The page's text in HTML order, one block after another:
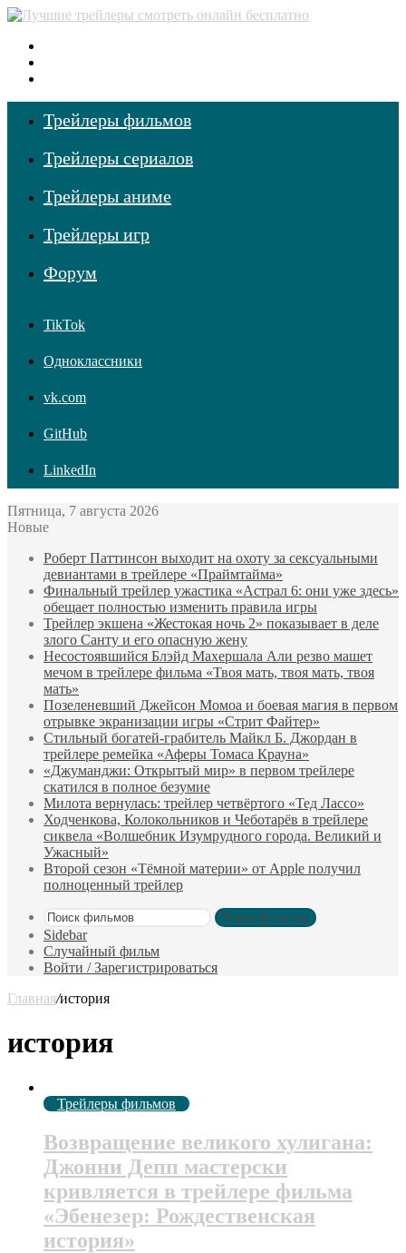
Трейлеры фильмов
Трейлеры сериалов
Трейлеры аниме
Трейлеры игр
Форум
TikTok
Одноклассники
vk.com
GitHub
LinkedIn
Пятница, 7 августа 2026
Новые
Роберт Паттинсон выходит на охоту за сексуальными
девиантами в трейлере «Праймтайма»
Финальный трейлер ужастика «Астрал 6: они уже здесь»
обещает полностью изменить правила игры
Трейлер экшена «Жестокая ночь 2» показывает в деле
злого Санту и его опасную жену
Несостоявшийся Блэйд Махершала Али резво машет
мечом в трейлере фильма «Твоя мать, твоя мать, твоя
мать»
Позеленевший Джейсон Момоа и боевая магия в первом
отрывке экранизации игры «Стрит Файтер»
Стильный богатей-грабитель Майкл Б. Джордан в
трейлере ремейка «Аферы Томаса Крауна»
«Джуманджи: Открытый мир» в первом трейлере
скатился в полное безумие
Милота вернулась: трейлер четвёртого «Тед Лассо»
Ходченкова, Колокольников и Чеботарёв в трейлере
сиквела «Волшебник Изумрудного города. Великий и
Ужасный»
Второй сезон «Тёмной материи» от Apple получил
полноценный трейлер
Поиск фильмов
Sidebar
Случайный фильм
Войти / Зарегистрироваться
Главная/история
история
Трейлеры фильмов
Возвращение великого хулигана:
Джонни Депп мастерски
кривляется в трейлере фильма
«Эбенезер: Рождественская
история»